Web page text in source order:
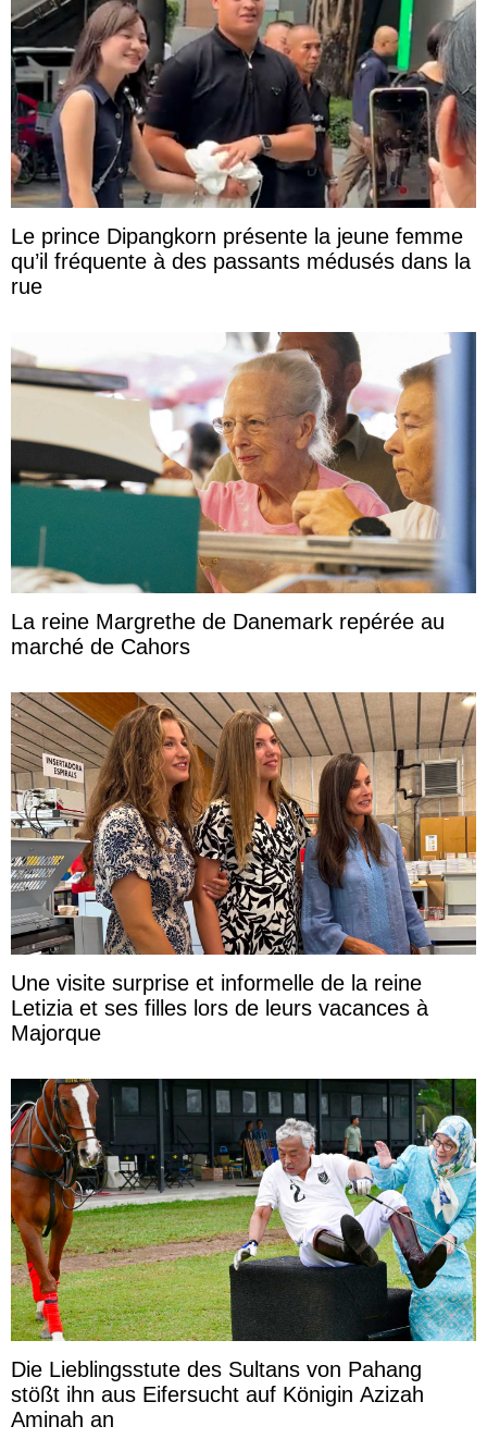
Le prince Dipangkorn présente la jeune femme
qu’il fréquente à des passants médusés dans la
rue
La reine Margrethe de Danemark repérée au
marché de Cahors
Une visite surprise et informelle de la reine
Letizia et ses filles lors de leurs vacances à
Majorque
Die Lieblingsstute des Sultans von Pahang
stößt ihn aus Eifersucht auf Königin Azizah
Aminah an